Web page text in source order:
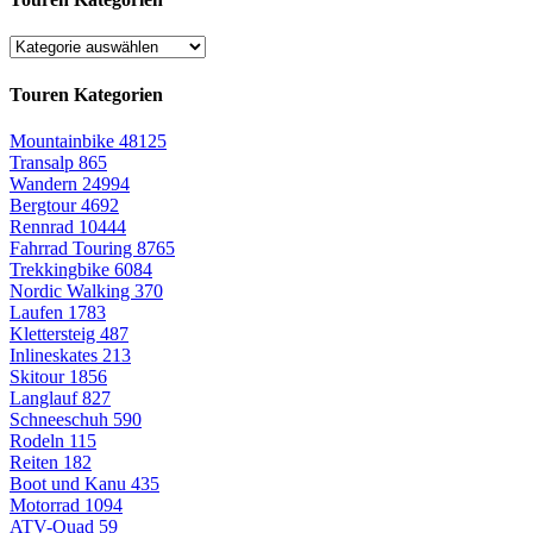
Touren Kategorien
Mountainbike 48125
Transalp 865
Wandern 24994
Bergtour4692
Rennrad 10444
Fahrrad Touring 8765
Trekkingbike 6084
Nordic Walking 370
Laufen 1783
Klettersteig 487
Inlineskates 213
Skitour 1856
Langlauf827
Schneeschuh 590
Rodeln 115
Reiten 182
Boot und Kanu 435
Motorrad 1094
ATV-Quad 59